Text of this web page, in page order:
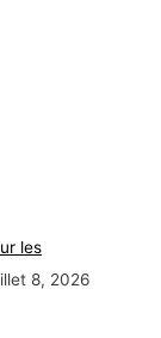
les
8, 2026